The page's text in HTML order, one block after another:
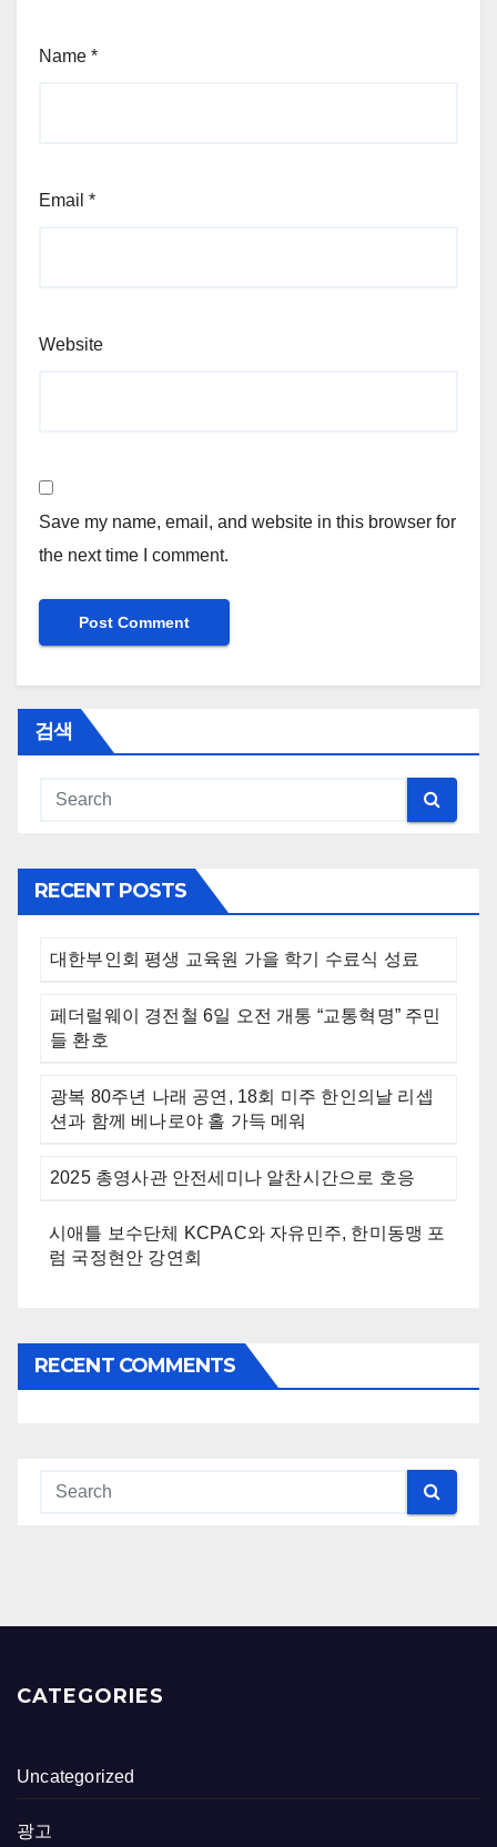
Name *
Email *
Website
Save my name, email, and website in this browser for
the next time I comment.
검색
RECENT POSTS
대한부인회 평생 교육원 가을 학기 수료식 성료
페더럴웨이 경전철 6일 오전 개통 “교통혁명” 주민
들 환호
광복 80주년 나래 공연, 18회 미주 한인의날 리셉
션과 함께 베나로야 홀 가득 메워
2025 총영사관 안전세미나 알찬시간으로 호응
시애틀 보수단체 KCPAC와 자유민주, 한미동맹 포
럼 국정현안 강연회
RECENT COMMENTS
CATEGORIES
Uncategorized
광고